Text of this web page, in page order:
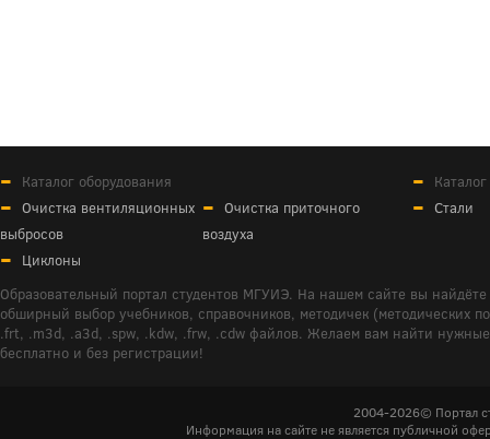
Каталог оборудования
Очистка вентиляционных
выбросов
Очистка приточного
воздуха
Циклоны
Стали
Образовательный портал студентов МГУИЭ. На нашем сайте вы
обширный выбор учебников, справочников, методичек (методических
.frt, .m3d, .a3d, .spw, .kdw, .frw, .cdw файлов. Желаем вам найти
бесплатно и без регистрации!
2004-2026© Портал
Информация на сайте не является публичной